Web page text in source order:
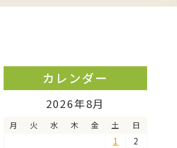
カレンダー
2026年8月
月 火 水 木 金 土 日
1
2